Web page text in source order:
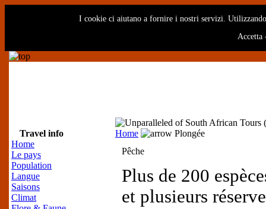
I cookie ci aiutano a fornire i nostri servizi.
Accetta
Travel info
Home
Le pays
Population
Langue
Saisons
Climat
Home
Plongée
Pêche
Plus de 200
et plusieurs